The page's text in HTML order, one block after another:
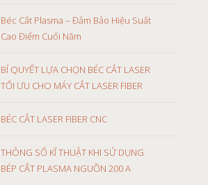
Béc Cắt Plasma – Đảm Bảo Hiệu Suất
Cao Điểm Cuối Năm
BÍ QUYẾT LỰA CHỌN BÉC CẮT LASER
TỐI ƯU CHO MÁY CẮT LASER FIBER
BÉC CẮT LASER FIBER CNC
THÔNG SỐ KĨ THUẬT KHI SỬ DỤNG
BÉP CẮT PLASMA NGUỒN 200 A